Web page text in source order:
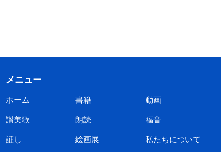
メニュー
ホーム 書籍
動画
讃美歌
朗読
福音
証し
絵画展 私たちについて